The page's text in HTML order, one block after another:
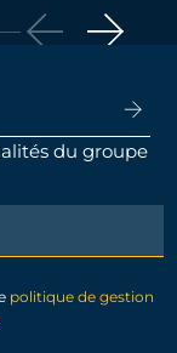
du groupe
politique de gestion